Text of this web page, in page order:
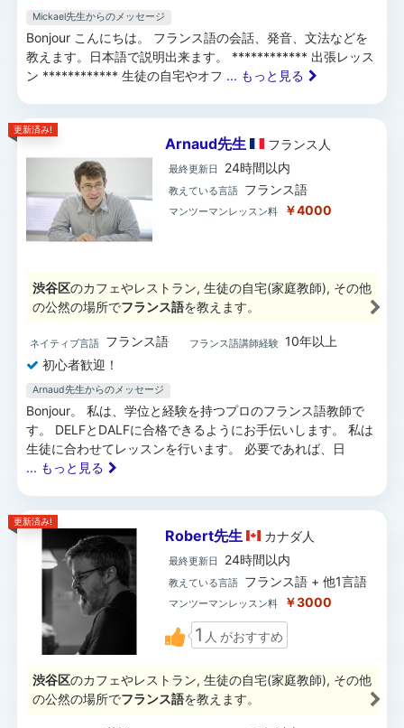
Mickael先生からのメッセージ
Bonjour こんにちは。 フランス語の会話、発音、文法などを
教えます。日本語で説明出来ます。 ************ 出張レッス
ン ************ 生徒の自宅やオフ ... もっと見る
更新済み!
Arnaud先生 フランス 人
最終更新日 24時間以内
教えている言語 フランス語
マンツーマンレッスン料 ￥4000
渋谷区のカフェやレストラン, 生徒の自宅(家庭教師), その他
の公然の場所でフランス語を教えます。
ネイティブ言語 フランス語 フランス語講師経験 10年以上
初心者歓迎！
Arnaud先生からのメッセージ
Bonjour。 私は、学位と経験を持つプロのフランス語教師で
す。 DELFとDALFに合格できるようにお手伝いします。 私は
生徒に合わせてレッスンを行います。 必要であれば、日
... もっと見る
更新済み!
Robert先生 カナダ人
最終更新日 24時間以内
教えている言語 フランス語 + 他1言語
マンツーマンレッスン料 ￥3000
1 人 がおすすめ
渋谷区のカフェやレストラン, 生徒の自宅(家庭教師), その他
の公然の場所でフランス語を教えます。